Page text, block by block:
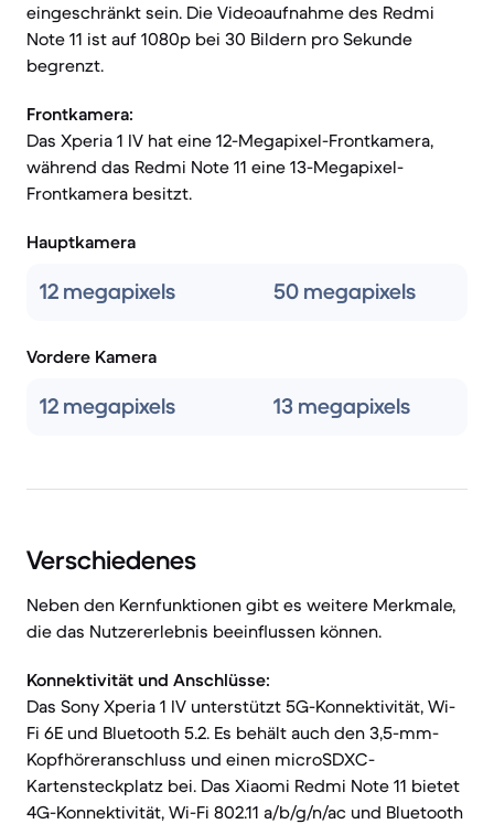
eingeschränkt sein. Die Videoaufnahme des Redmi
Note 11 ist auf 1080p bei 30 Bildern pro Sekunde
begrenzt.
Frontkamera:
Das Xperia 1 IV hat eine 12-Megapixel-Frontkamera,
während das Redmi Note 11 eine 13-Megapixel-
Frontkamera besitzt.
Hauptkamera
12 megapixels 50 megapixels
Vordere Kamera
12 megapixels 13 megapixels
Verschiedenes
Neben den Kernfunktionen gibt es weitere Merkmale,
die das Nutzererlebnis beeinflussen können.
Konnektivität und Anschlüsse:
Das Sony Xperia 1 IV unterstützt 5G-Konnektivität, Wi-
Fi 6E und Bluetooth 5.2. Es behält auch den 3,5-mm-
Kopfhöreranschluss und einen microSDXC-
Kartensteckplatz bei. Das Xiaomi Redmi Note 11 bietet
4G-Konnektivität, Wi-Fi 802.11 a/b/g/n/ac und Bluetooth